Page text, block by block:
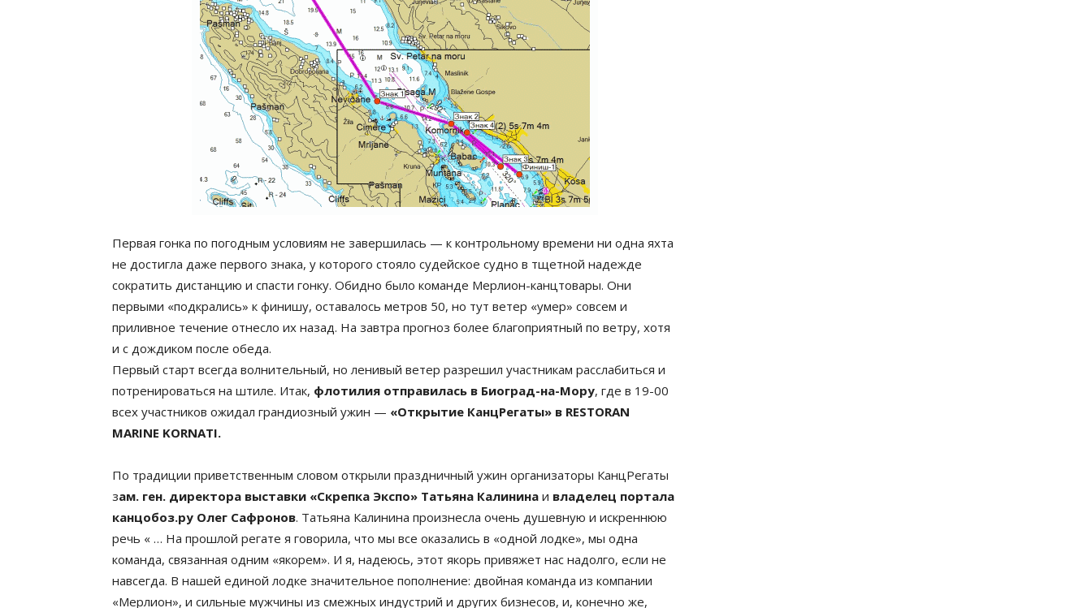
Первая гонка по погодным условиям не завершилась — к контрольному времени ни одна яхта
не достигла даже первого знака, у которого стояло судейское судно в тщетной надежде
сократить дистанцию и спасти гонку. Обидно было команде Мерлион-канцтовары. Они
первыми «подкрались» к финишу, оставалось метров 50, но тут ветер «умер» совсем и
приливное течение отнесло их назад. На завтра прогноз более благоприятный по ветру, хотя
и с дождиком после обеда.
Первый старт всегда волнительный, но ленивый ветер разрешил участникам расслабиться и
потренироваться на штиле. Итак, флотилия отправилась в Биоград-на-Мору, где в 19-00
всех участников ожидал грандиозный ужин — «Открытие КанцРегаты» в RESTORAN
MARINE KORNATI.
По традиции приветственным словом открыли праздничный ужин организаторы КанцРегаты
зам. ген. директора выставки «Скрепка Экспо» Татьяна Калинина и владелец портала
канцобоз.ру Олег Сафронов. Татьяна Калинина произнесла очень душевную и искреннюю
речь « … На прошлой регате я говорила, что мы все оказались в «одной лодке», мы одна
команда, связанная одним «якорем». И я, надеюсь, этот якорь привяжет нас надолго, если не
навсегда. В нашей единой лодке значительное пополнение: двойная команда из компании
«Мерлион», и сильные мужчины из смежных индустрий и других бизнесов, и, конечно же,